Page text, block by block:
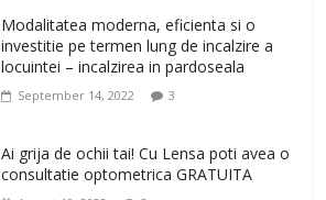
alegere buna, Oglinda de baie cu mărire
0
un corp sanatos si armonios dezvoltat,
cu Flexor Fitness-dispozitiv pentru
tonifiere muschi
Modalitatea moderna, eficienta si o
investitie pe termen lung de incalzire a
locuintei – incalzirea in pardoseala
September 14, 2022 3
Ai grija de ochii tai! Cu Lensa poti avea o
consultatie optometrica GRATUITA